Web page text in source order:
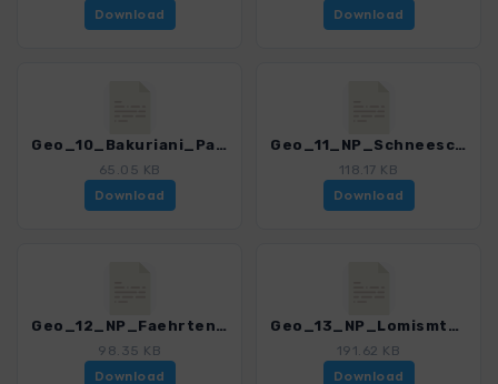
Download
Download
Geo_10_Bakuriani_Panoramarunde.gpx
65.05 KB
Download
Geo_11_NP_Schneeschuh_Trail.gpx
118.17 KB
Download
Geo_12_NP_Faehrten-Trail.gpx
98.35 KB
Download
Geo_13_NP_Lomismta_Peak.gpx
191.62 KB
Download